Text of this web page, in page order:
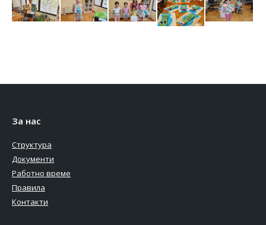
За нас
Структура
Документи
Работно време
Правила
Контакти